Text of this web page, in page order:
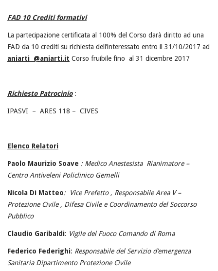
FAD 10 Crediti formativi
La partecipazione certificata al 100% del Corso darà diritto ad una
FAD da 10 crediti su richiesta dell’interessato entro il 31/10/2017 ad
aniarti @aniarti.it Corso fruibile fino al 31 dicembre 2017
Richiesto Patrocinio:
IPASVI – ARES 118 – CIVES
Elenco Relatori
Paolo Maurizio Soave : Medico Anestesista Rianimatore –
Centro Antiveleni Policlinico Gemelli
Nicola Di Matteo: Vice Prefetto , Responsabile Area V –
Protezione Civile , Difesa Civile e Coordinamento del Soccorso
Pubblico
Claudio Garibaldi: Vigile del Fuoco Comando di Roma
Federico Federighi: Responsabile del Servizio d’emergenza
Sanitaria Dipartimento Protezione Civile